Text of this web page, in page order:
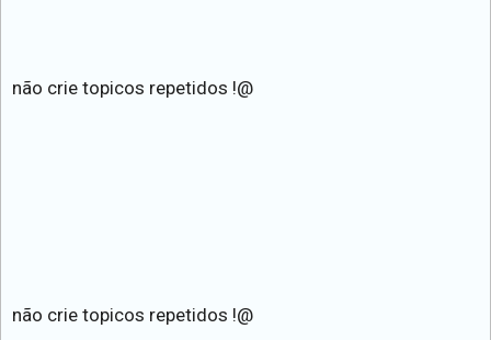
não crie topicos repetidos !@
não crie topicos repetidos !@